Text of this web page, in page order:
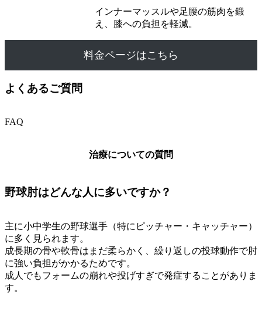
インナーマッスルや足腰の筋肉を鍛
え、膝への負担を軽減。
料金ページはこちら
よくあるご質問
FAQ
治療についての質問
野球肘はどんな人に多いですか？
主に小中学生の野球選手（特にピッチャー・キャッチャー）
に多く見られます。
成長期の骨や軟骨はまだ柔らかく、繰り返しの投球動作で肘
に強い負担がかかるためです。
成人でもフォームの崩れや投げすぎで発症することがありま
す。